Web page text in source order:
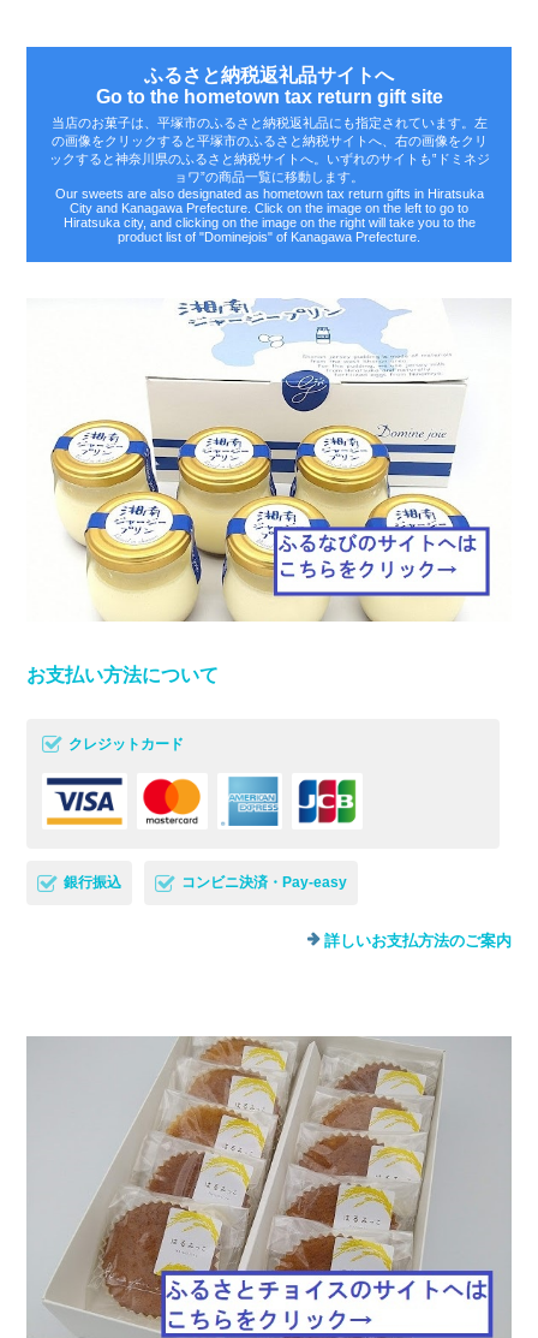
ふるさと納税返礼品サイトへ
Go to the hometown tax return gift site
当店のお菓子は、平塚市のふるさと納税返礼品にも指定されています。左
の画像をクリックすると平塚市のふるさと納税サイトへ、右の画像をクリ
ックすると神奈川県のふるさと納税サイトへ。いずれのサイトも‟ドミネジ
ョワ”の商品一覧に移動します。
Our sweets are also designated as hometown tax return gifts in Hiratsuka
City and Kanagawa Prefecture. Click on the image on the left to go to
Hiratsuka city, and clicking on the image on the right will take you to the
product list of "Dominejois" of Kanagawa Prefecture.
お支払い方法について
クレジットカード
銀行振込 コンビニ決済・Pay-easy
詳しいお支払方法のご案内